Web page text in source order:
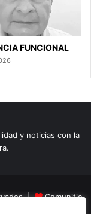
FUNCIONAL
y noticias con la
|
Comunitic